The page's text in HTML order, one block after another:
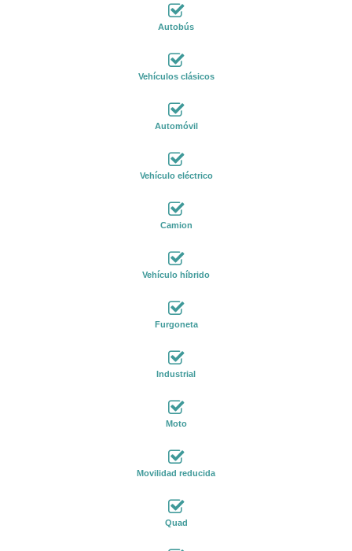
Autobús
Vehículos clásicos
Automóvil
Vehículo eléctrico
Camion
Vehículo híbrido
Furgoneta
Industrial
Moto
Movilidad reducida
Quad